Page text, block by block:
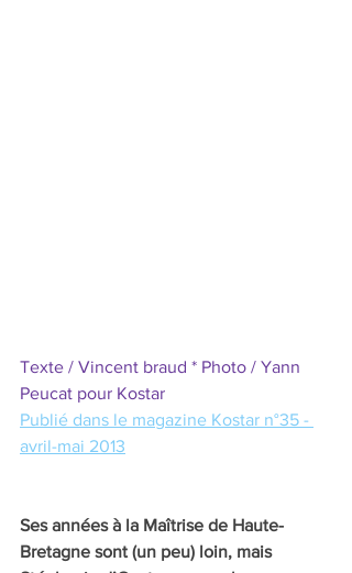
Texte / Vincent braud * Photo / Yann
Peucat pour Kostar
Publié dans le magazine Kostar n°35 -
avril-mai 2013
Ses années à la Maîtrise de Haute-
Bretagne sont (un peu) loin, mais